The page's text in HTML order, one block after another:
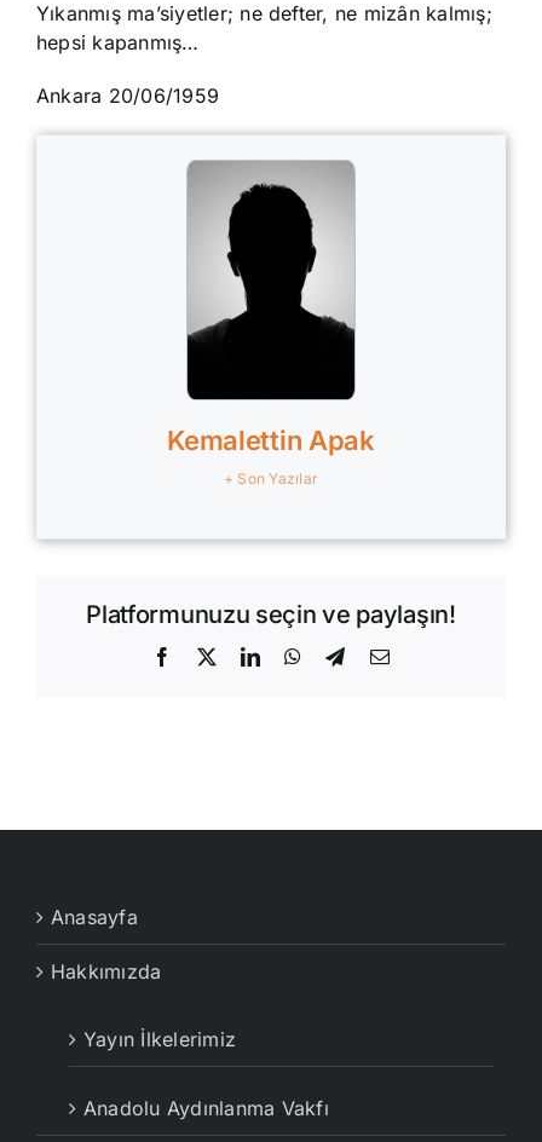
Yıkanmış ma’siyetler; ne defter, ne mizân kalmış;
hepsi kapanmış…
Ankara 20/06/1959
Kemalettin Apak
+ Son Yazılar
Platformunuzu seçin ve paylaşın!
Facebook
X LinkedInWhatsApp
Telegram
E-
Anasayfa
Hakkımızda
Yayın İlkelerimiz
Anadolu Aydınlanma Vakfı